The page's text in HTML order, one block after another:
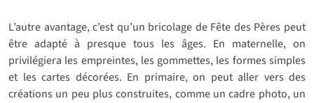
L’autre avantage, c’est qu’un bricolage de Fête des Pères peut
être adapté à presque tous les âges. En maternelle, on
privilégiera les empreintes, les gommettes, les formes simples
et les cartes décorées. En primaire, on peut aller vers des
créations un peu plus construites, comme un cadre photo, un